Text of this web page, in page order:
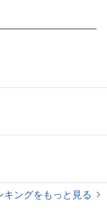
ングをもっと見る